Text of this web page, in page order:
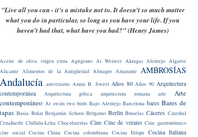
"Live all you can - it's a mistake not to. It doesn't so much matter
what you do in particular, so long as you have your life. If you
haven't had that, what have you had?" (Henry James)
Aceite de oliva virgen extra Agrigento Ai Weiwei Akragas Alentejo Algarve
Alicante Alimentos de la Antigüedad Almagro Amarante AMBROSÍAS
Andalucía aniversario Annie B. Sweet Años 80 Años 90 Arquitectura
contemporánea
Arquitectura gótica arquitectura romana arte
Arte
contemporáneo At swim two birds Bajo Alentejo Barcelona bares Bares de
tapas Basia Bulat Benjamin Schoos Bérgamo Berlín Bruselas Cáceres Catedral
CenaInedit Chillida-Leku Chocolaterías Cine Cine de verano Cine gastronómico
cine social Cocina China Cocina colombiana Cocina Etíope Cocina Italiana